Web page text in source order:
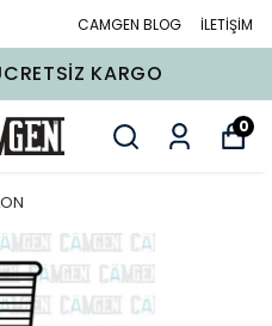
CAMGEN BLOG İLETİŞİM
KARGO
0